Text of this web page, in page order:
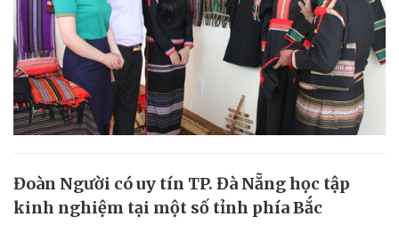
Đoàn Người có uy tín TP. Đà Nẵng học tập
kinh nghiệm tại một số tỉnh phía Bắc